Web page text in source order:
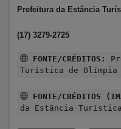
Prefeitura da Estância
(17) 3279-2725
FONTE/CRÉDITOS:
Turística de Olímpia
FONTE/CRÉDITOS
da Estância